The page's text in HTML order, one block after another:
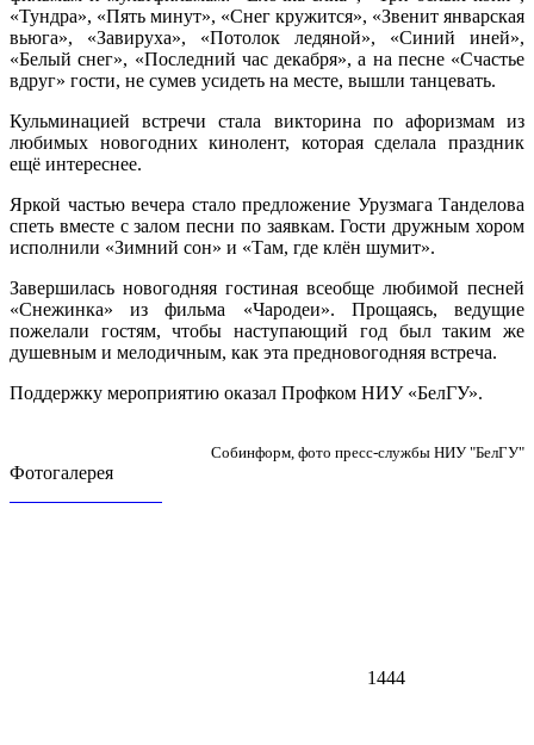
«Тундра», «Пять минут», «Снег кружится», «Звенит январская
вьюга», «Завируха», «Потолок ледяной», «Синий иней»,
«Белый снег», «Последний час декабря», а на песне «Счастье
вдруг» гости, не сумев усидеть на месте, вышли танцевать.
Кульминацией встречи стала викторина по афоризмам из
любимых новогодних кинолент, которая сделала праздник
ещё интереснее.
Яркой частью вечера стало предложение Урузмага Танделова
спеть вместе с залом песни по заявкам. Гости дружным хором
исполнили «Зимний сон» и «Там, где клён шумит».
Завершилась новогодняя гостиная всеобще любимой песней
«Снежинка» из фильма «Чародеи». Прощаясь, ведущие
пожелали гостям, чтобы наступающий год был таким же
душевным и мелодичным, как эта предновогодняя встреча.
Поддержку мероприятию оказал Профком НИУ «БелГУ».
Собинформ, фото пресс-службы НИУ "БелГУ"
Фотогалерея
1444